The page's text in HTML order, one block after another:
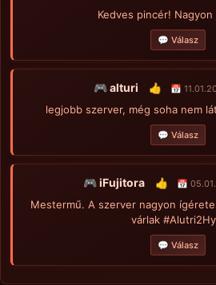
Kedves pincér!
💬 Válasz
🎮 alturi 👍 📅
legjobb szerver, még soha nem
💬 Válasz
🎮 iFujitora 👍 📅
Mestermű. A szerver nagyon
várlak
💬 Válasz